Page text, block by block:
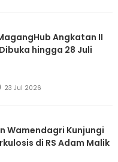
Angkatan II
hingga 28 Juli
23 Jul 2026
Wamendagri Kunjungi
di RS Adam Malik